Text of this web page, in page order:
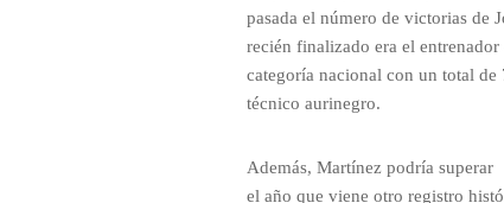
pasada el número de victorias de
recién finalizado era el
categoría nacional con un total
técnico aurinegro.
Además, Martínez podría superar
el año que viene otro registro